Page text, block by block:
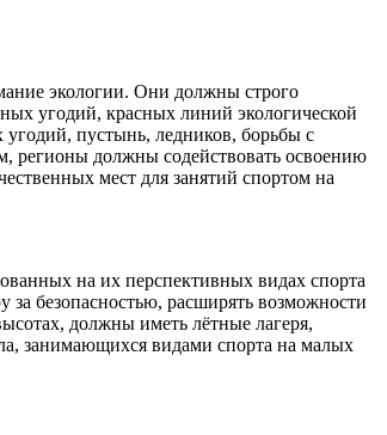
экологии. Они должны строго
угодий, красных линий экологической
пустынь, ледников, борьбы с
регионы должны содействовать освоению
мест для занятий спортом на
на их перспективных видах спорта
за безопасностью, расширять возможности
должны иметь лётные лагеря,
занимающихся видами спорта на малых